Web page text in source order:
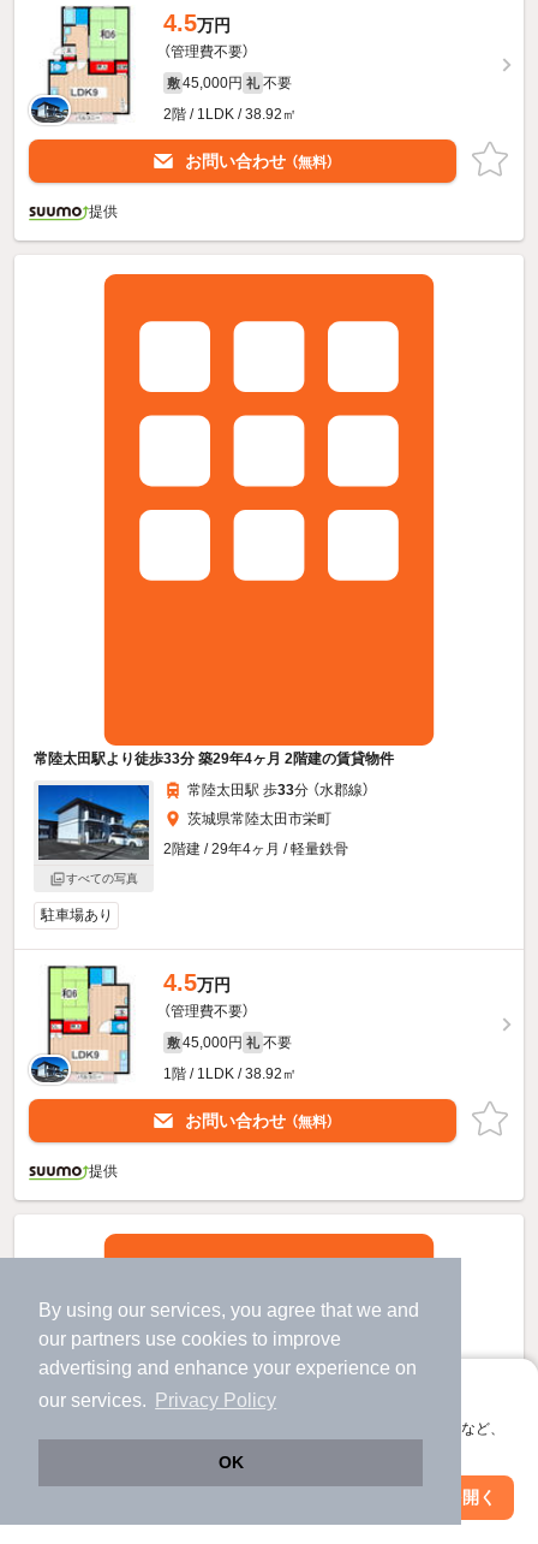
By using our services, you agree that we and
our partners use cookies to improve
advertising and enhance your experience on
our services.
Privacy Policy
OK
アプリに切り替えて、サクサクお部屋探し
会員登録なしですぐ使える。マップ検索やお気に入り保存など、
アプリを開く
4.5万円
（管理費不要）
敷 45,000円 礼 不要
2階 / 1LDK / 38.92㎡
お問い合わせ （無料）
提供
常陸太田駅より徒歩33分 築29年4ヶ月 2階建の賃貸物件
すべての写真
常陸太田駅 歩33分 （水郡線）
茨城県常陸太田市栄町
2階建 / 29年4ヶ月 / 軽量鉄骨
駐車場あり
4.5万円
（管理費不要）
敷 45,000円 礼 不要
1階 / 1LDK / 38.92㎡
お問い合わせ （無料）
提供
絞り込み条件を変更